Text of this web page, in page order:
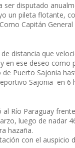
ser disputado
un pileta flotante,
Capitán
distancia que
en ese deseo como
Puerto Sajonia
Sajonia en 6
Río Paraguay
luego de nadar
hazaña.
con el auspicio